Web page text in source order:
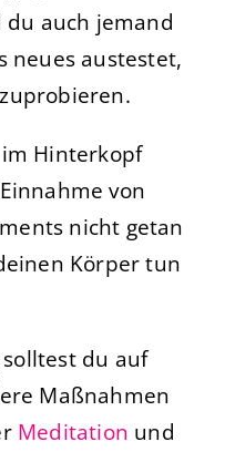
auch jemand
neues austestet,
Hinterkopf
von
nicht getan
Körper tun
du auf
Maßnahmen
Meditation und